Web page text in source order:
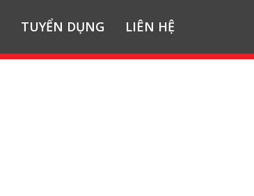
TUYỂN DỤNG LIÊN HỆ